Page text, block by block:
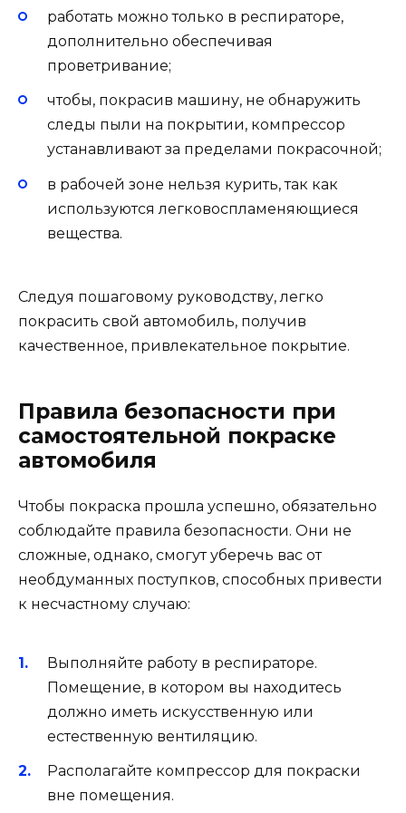
работать можно только в респираторе,
дополнительно обеспечивая
проветривание;
чтобы, покрасив машину, не обнаружить
следы пыли на покрытии, компрессор
устанавливают за пределами покрасочной;
в рабочей зоне нельзя курить, так как
используются легковоспламеняющиеся
вещества.
Следуя пошаговому руководству, легко
покрасить свой автомобиль, получив
качественное, привлекательное покрытие.
Правила безопасности при
самостоятельной покраске
автомобиля
Чтобы покраска прошла успешно, обязательно
соблюдайте правила безопасности. Они не
сложные, однако, смогут уберечь вас от
необдуманных поступков, способных привести
к несчастному случаю:
Выполняйте работу в респираторе.
Помещение, в котором вы находитесь
должно иметь искусственную или
естественную вентиляцию.
Располагайте компрессор для покраски
вне помещения.